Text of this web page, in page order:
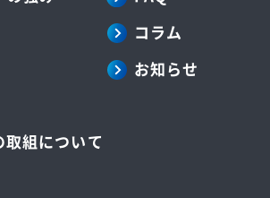
コラム
お知らせ
組について